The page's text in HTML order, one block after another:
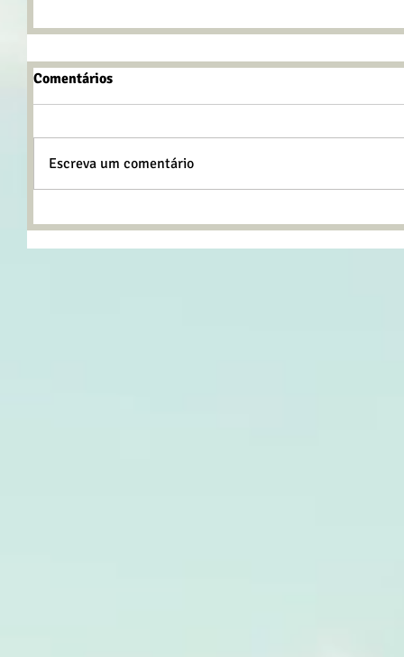
Comentários
Escreva um comentário